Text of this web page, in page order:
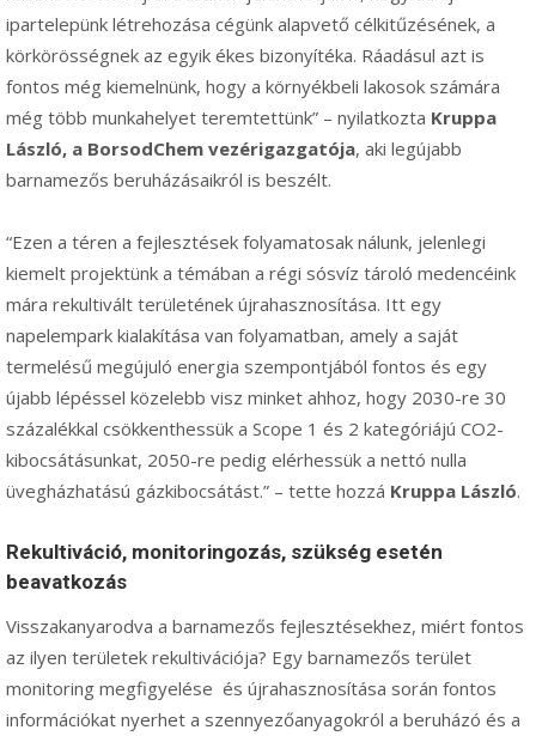
ipartelepünk létrehozása cégünk alapvető célkitűzésének, a
körkörösségnek az egyik ékes bizonyítéka. Ráadásul azt is
fontos még kiemelnünk, hogy a környékbeli lakosok számára
még több munkahelyet teremtettünk” – nyilatkozta Kruppa
László, a BorsodChem vezérigazgatója, aki legújabb
barnamezős beruházásaikról is beszélt.
“Ezen a téren a fejlesztések folyamatosak nálunk, jelenlegi
kiemelt projektünk a témában a régi sósvíz tároló medencéink
mára rekultivált területének újrahasznosítása. Itt egy
napelempark kialakítása van folyamatban, amely a saját
termelésű megújuló energia szempontjából fontos és egy
újabb lépéssel közelebb visz minket ahhoz, hogy 2030-re 30
százalékkal csökkenthessük a Scope 1 és 2 kategóriájú CO2-
kibocsátásunkat, 2050-re pedig elérhessük a nettó nulla
üvegházhatású gázkibocsátást.” – tette hozzá Kruppa László.
Rekultiváció, monitoringozás, szükség esetén
beavatkozás
Visszakanyarodva a barnamezős fejlesztésekhez, miért fontos
az ilyen területek rekultivációja? Egy barnamezős terület
monitoring megfigyelése és újrahasznosítása során fontos
információkat nyerhet a szennyezőanyagokról a beruházó és a